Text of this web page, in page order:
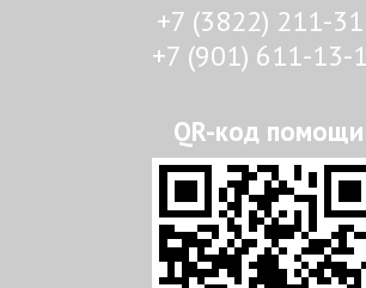
+7 (3822) 211-
+7 (901) 611-13-